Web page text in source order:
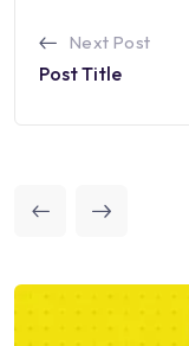
Next Post
Post Title